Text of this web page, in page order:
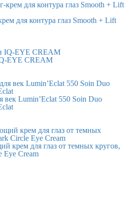
для контура глаз Smooth + Lift
EYE CREAM
Lumin’Eclat 550 Soin Duo
крем для глаз от темных кругов,
Eye Cream